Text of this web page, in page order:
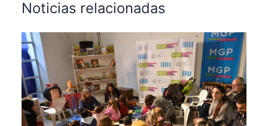
Noticias relacionadas